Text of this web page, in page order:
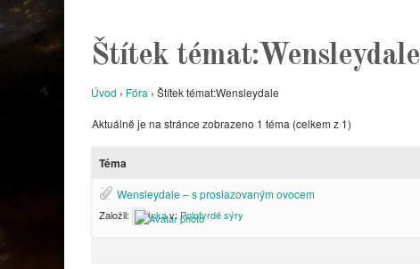
Štítek témat:Wensleydale
Úvod › Fóra › Štítek témat:Wensleydale
Aktuálně je na stránce zobrazeno 1 téma (celkem z 1)
Téma
Wensleydale – s proslazovaným ovocem
Založil: Inkav:Polotvrdé sýry